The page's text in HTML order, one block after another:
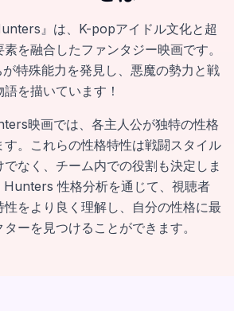
』は、K-popアイドル文化と超
を融合したファンタジー映画です。
特殊能力を発見し、悪魔の勢力と戦
を描いています！
映画では、各主人公が独特の性格
す。これらの性格特性は戦闘スタイル
なく、チーム内での役割も決定しま
性格分析を通じて、視聴者
をより良く理解し、自分の性格に最
ーを見つけることができます。